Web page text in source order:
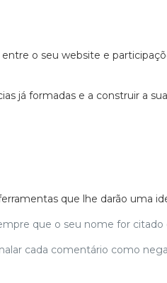
o seu website e
já formadas e a construir a
que lhe darão uma
que o seu nome for citado
cada comentário como